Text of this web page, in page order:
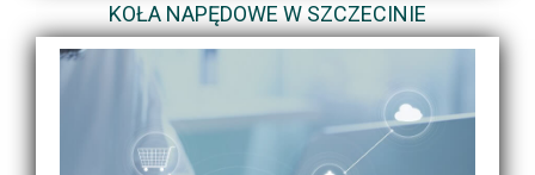
KOŁA NAPĘDOWE W SZCZECINIE